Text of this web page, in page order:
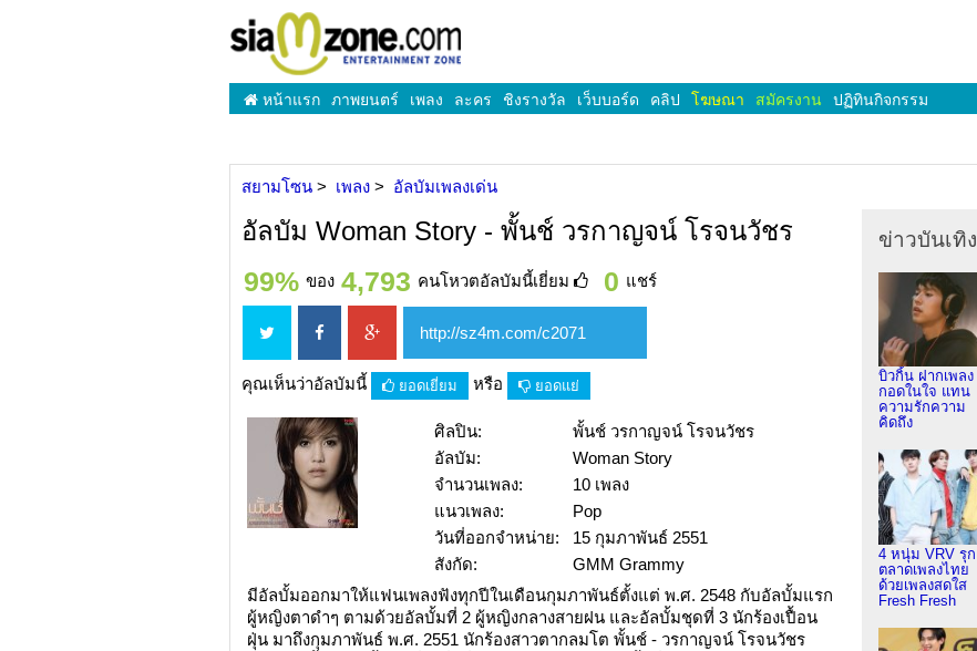
หน้าแรก ภาพยนตร์ เพลง ละคร ชิงรางวัล เว็บบอร์ด คลิป โฆษณา สมัครงาน ปฏิทินกิจกรรม
สยามโซน เพลง อัลบัมเพลงเด่น
อัลบัม Woman Story - พั้นช์ วรกาญจน์ โรจนวัชร
99% ของ 4,793 คนโหวตอัลบัมนี้เยี่ยม 0 แชร์
คุณเห็นว่าอัลบัมนี้ ยอดเยี่ยม หรือ ยอดแย่
ศิลปิน:
พั้นช์ วรกาญจน์ โรจนวัชร
อัลบัม:
Woman Story
จำนวนเพลง:
10 เพลง
แนวเพลง:
Pop
วันที่ออกจำหน่าย:
15 กุมภาพันธ์ 2551
สังกัด:
GMM Grammy
มีอัลบั้มออกมาให้แฟนเพลงฟังทุกปีในเดือนกุมภาพันธ์ตั้งแต่ พ.ศ. 2548 กับอัลบั้มแรก
ผู้หญิงตาดำๆ ตามด้วยอัลบั้มที่ 2 ผู้หญิงกลางสายฝน และอัลบั้มชุดที่ 3 นักร้องเปื้อน
ฝุ่น มาถึงกุมภาพันธ์ พ.ศ. 2551 นักร้องสาวตากลมโต พั้นช์ - วรกาญจน์ โรจนวัชร
ข่าวบันเทิง
บิวกิ้น ฝากเพลง
กอดในใจ แทน
ความรักความ
คิดถึง
4 หนุ่ม VRV รุก
ตลาดเพลงไทย
ด้วยเพลงสดใส
Fresh Fresh